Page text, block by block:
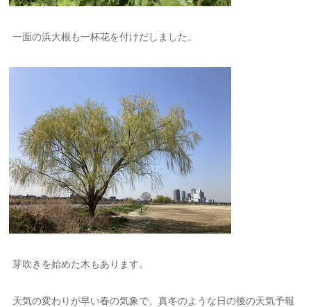
一面の浜大根も一杯花を付けだしました。
芽吹きを始めた木もあります。
天気の変わりが早い春の気象で、真冬のような日の後の天気予報